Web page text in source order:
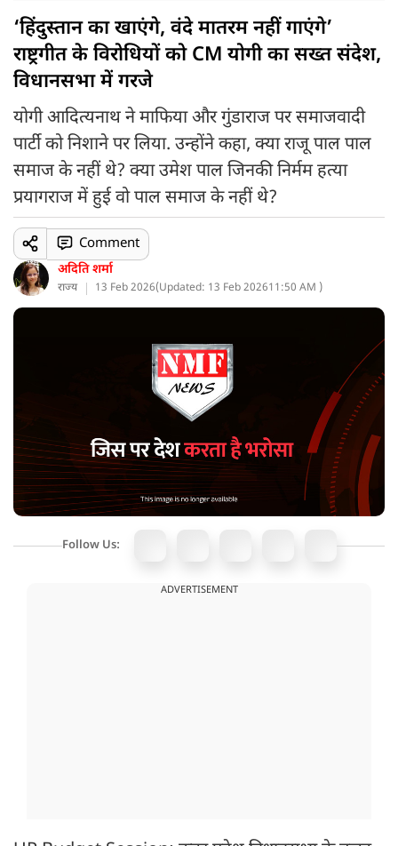
‘हिंदुस्तान का खाएंगे, वंदे मातरम नहीं गाएंगे’
राष्ट्रगीत के विरोधियों को CM योगी का सख्त संदेश,
विधानसभा में गरजे
योगी आदित्यनाथ ने माफिया और गुंडाराज पर समाजवादी
पार्टी को निशाने पर लिया. उन्होंने कहा, क्या राजू पाल पाल
समाज के नहीं थे? क्या उमेश पाल जिनकी निर्मम हत्या
प्रयागराज में हुई वो पाल समाज के नहीं थे?
अदिति शर्मा
राज्य 13 Feb 2026(Updated: 13 Feb 202611:50 AM )
Comment
Follow Us:
ADVERTISEMENT